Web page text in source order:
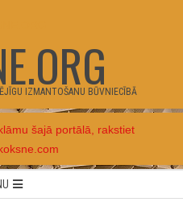
IZMANTOŠANU BŪVNIECĪBĀ
šajā portālā, rakstiet